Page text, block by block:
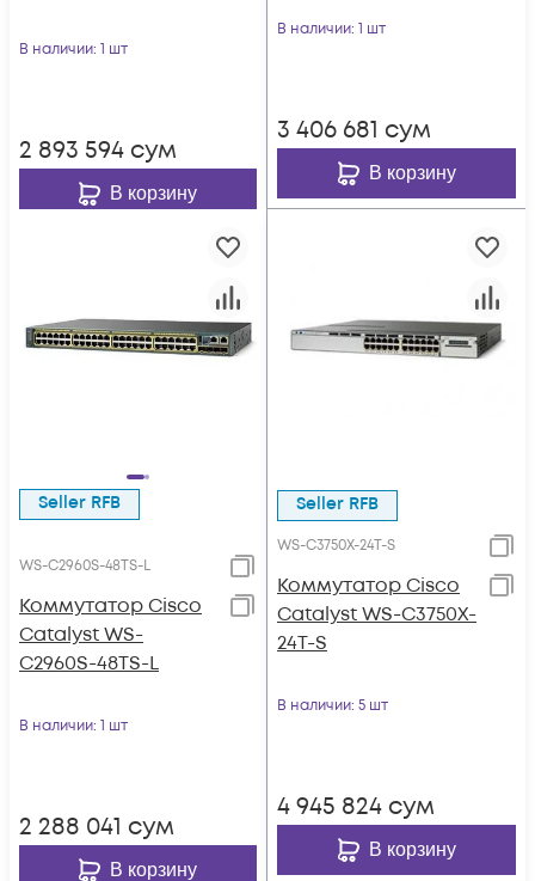
В наличии: 1 шт
2 893 594 сум
В корзину
В наличии: 1 шт
3 406 681 сум
В корзину
Seller RFB
WS-C2960S-48TS-L
Коммутатор Cisco
Catalyst WS-
C2960S-48TS-L
В наличии: 1 шт
2 288 041 сум
В корзину
Seller RFB
WS-C3750X-24T-S
Коммутатор Cisco
Catalyst WS-C3750X-
24T-S
В наличии: 5 шт
4 945 824 сум
В корзину